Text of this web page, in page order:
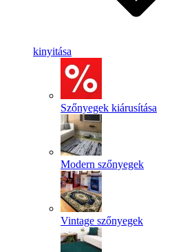
kinyitása
Szőnyegek kiárusítása
Modern szőnyegek
Vintage szőnyegek